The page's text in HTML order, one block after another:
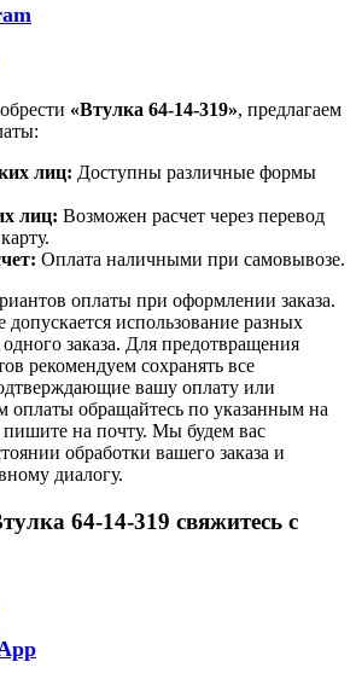
«Втулка 64-14-319», предлагаем
лиц: Доступны различные формы
лиц: Возможен расчет через перевод
Оплата наличными при самовывозе.
оплаты при оформлении заказа.
использование разных
заказа. Для предотвращения
рекомендуем сохранять все
вашу оплату или
оплаты обращайтесь по указанным на
пишите на почту. Мы будем вас
обработки вашего заказа и
диалогу.
64-14-319 свяжитесь с